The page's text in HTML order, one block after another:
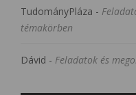
TudományPláza -
témakörben
Dávid - Feladatok és